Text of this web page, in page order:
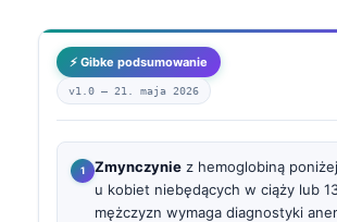
⚡ Gibke podsumowanie
v1.0 — 21. maja 2026
Zmynczynie z hemoglobiną
u kobiet niebędących w ciąży lub
mężczyzn wymaga diagnostyki